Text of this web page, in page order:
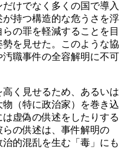
けでなく多くの国で導入
持つ構造的な危うさを浮
の罪を軽減することを目
を見せた。このような協
職事件の全容解明に不可
く見せるため、あるいは
（特に政治家）を巻き込
虚偽の供述をしたりする
の供述は、事件解明の
治的混乱を生む「毒」にも